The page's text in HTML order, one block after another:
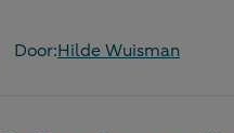
Door:Hilde Wuisman